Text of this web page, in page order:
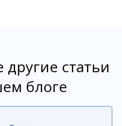
статьи
блоге